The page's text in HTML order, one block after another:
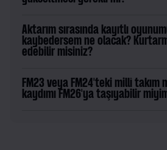
Aktarım sırasında kayıtlı
kaybedersem ne olacak?
edebilir misiniz?
FM23 veya FM24'teki millî takım
kaydımı FM26'ya taşıyabilir